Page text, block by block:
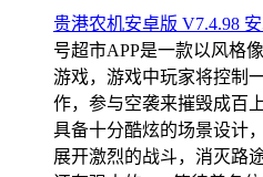
贵港农机安卓版 V7.4.98
号超市APP是一款以风格
游戏，游戏中玩家将控制
作，参与空袭来摧毁成百
具备十分酷炫的场景设计
展开激烈的战斗，消灭路